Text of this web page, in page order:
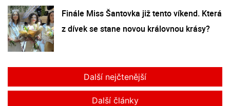
Finále Miss Šantovka již tento víkend. Která
z dívek se stane novou královnou krásy?
Další nejčtenější
Další články